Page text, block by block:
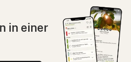
in einer